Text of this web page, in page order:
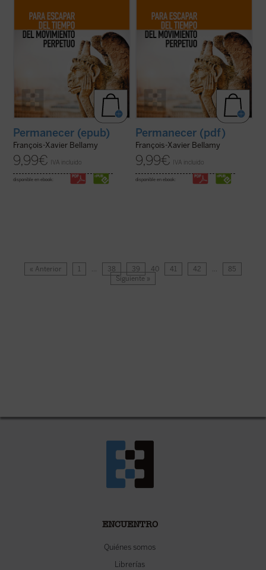
Permanecer (epub)
François-Xavier Bellamy
9,99€ IVA incluido
disponible en ebook:
Permanecer (pdf)
François-Xavier Bellamy
9,99€ IVA incluido
disponible en ebook:
« Anterior 1 … 38 39 40 41 42 …
85
Siguiente »
ENCUENTRO
Quiénes somos
Librerías